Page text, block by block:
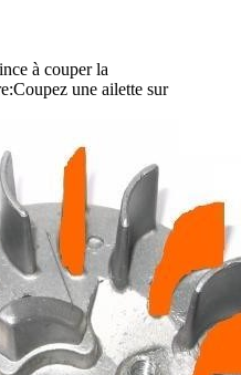
à couper la
une ailette sur